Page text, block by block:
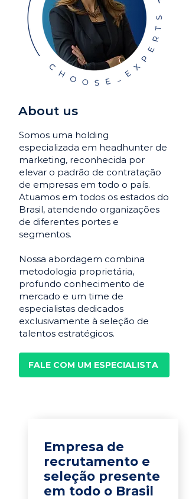
About us
Somos uma holding
especializada em headhunter de
marketing, reconhecida por
elevar o padrão de contratação
de empresas em todo o país.
Atuamos em todos os estados do
Brasil, atendendo organizações
de diferentes portes e
segmentos.
Nossa abordagem combina
metodologia proprietária,
profundo conhecimento de
mercado e um time de
especialistas dedicados
exclusivamente à seleção de
talentos estratégicos.
FALE COM UM ESPECIALISTA
Empresa de
recrutamento e
seleção presente
em todo o Brasil